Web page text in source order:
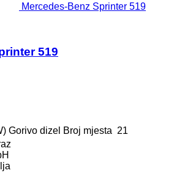
Mercedes-Benz Sprinter 519
519
Gorivo dizel Broj mjesta 21